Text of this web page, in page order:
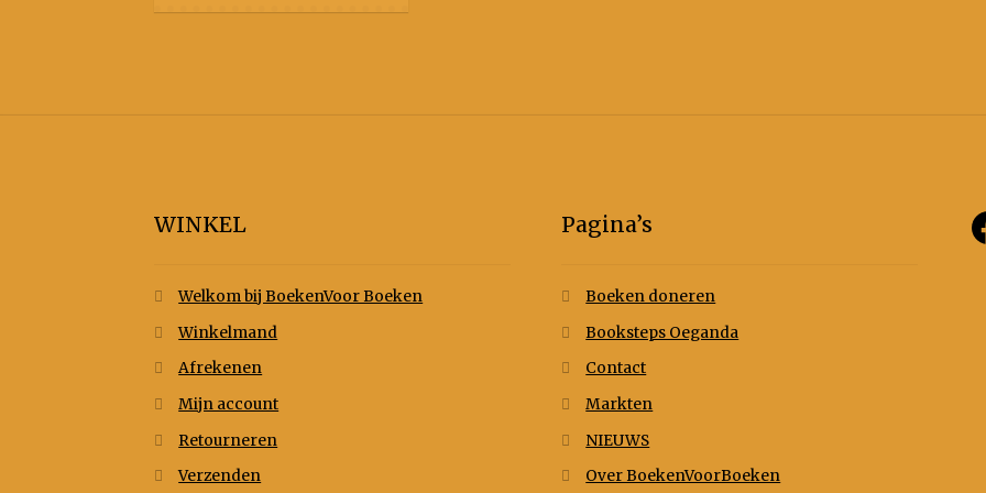
WINKEL
Welkom bij BoekenVoor Boeken
Winkelmand
Afrekenen
Mijn account
Retourneren
Verzenden
Pagina’s
Boeken doneren
Booksteps Oeganda
Contact
Markten
NIEUWS
Over BoekenVoorBoeken